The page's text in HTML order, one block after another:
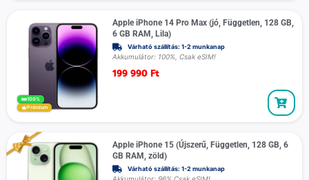
100%
Prémium
Apple iPhone 14 Pro Max (jó, Független, 128 GB,
6 GB RAM, Lila)
Várható szállítás: 1-2 munkanap
Akkumulátor: 100%, Csak eSIM!
199 990 Ft
Apple iPhone 15 (Újszerű, Független, 128 GB, 6
GB RAM, zöld)
Várható szállítás: 1-2 munkanap